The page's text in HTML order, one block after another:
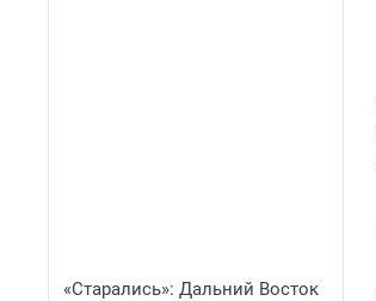
«Старались»: Дальний Восток